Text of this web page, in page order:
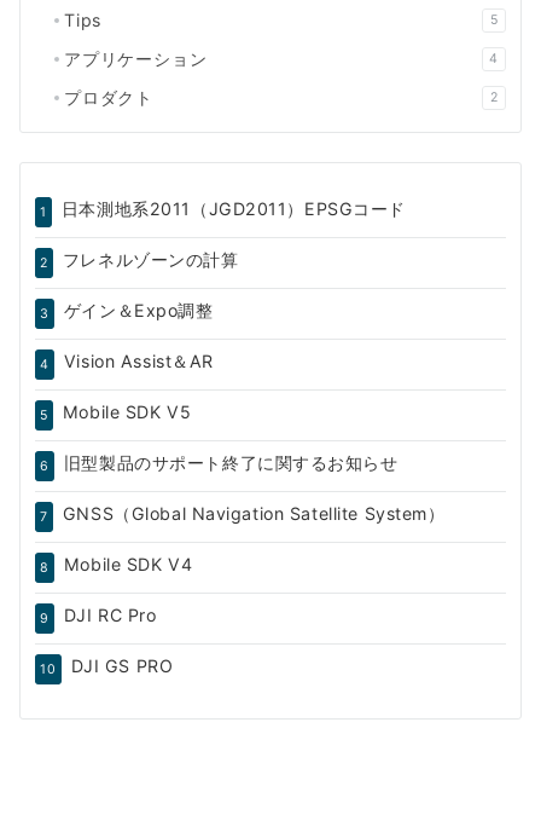
Tips 5
アプリケーション 4
プロダクト 2
1 日本測地系2011（JGD2011）EPSGコード
2 フレネルゾーンの計算
3 ゲイン＆Expo調整
4 Vision Assist＆AR
5 Mobile SDK V5
6 旧型製品のサポート終了に関するお知らせ
7 GNSS（Global Navigation Satellite System）
8 Mobile SDK V4
9 DJI RC Pro
10 DJI GS PRO